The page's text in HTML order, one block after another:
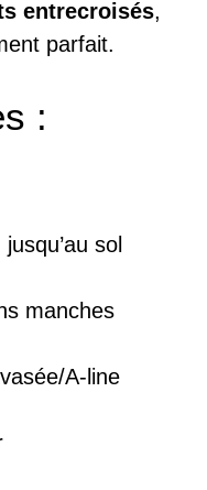
entrecroisés,
parfait.
:
sol
manches
A-line